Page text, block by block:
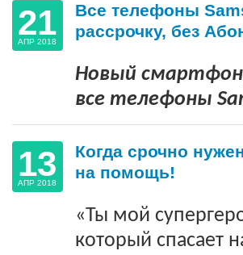
21
АПР 2018
Все телефоны
рассрочку, без
Новый
все телефоны
13
АПР 2018
Когда срочно
на помощь!
«Ты мой
который спасает